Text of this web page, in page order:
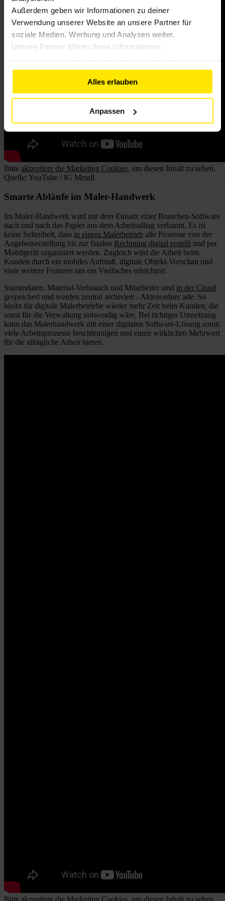
Außerdem geben wir Informationen zu deiner
Verwendung unserer Website an unsere Partner für
soziale Medien, Werbung und Analysen weiter.
Unsere Partner führen diese Informationen
ihnen bereitgestellt hast oder die sie im Rahmen deiner
Nutzung der Dienste gesammelt haben. Weitere
Informationen findest du in unserer
Datenschutzerklärung
Alles erlauben
Anpassen
Bitte akzeptiere die Marketing Cookies, um diesen Inhalt zu sehen.
Quelle: YouTube / IG Metall
Smarte Abläufe im Maler-Handwerk
Im Maler-Handwerk wird mit dem Einsatz einer Branchen-Software
nach und nach das Papier aus dem Arbeitsalltag verbannt. Es ist
keine Seltenheit, dass in einem Malerbetrieb alle Prozesse von der
Angebotserstellung bis zur finalen Rechnung digital erstellt und per
Mobilgerät organisiert werden. Zugleich wird die Arbeit beim
Kunden durch ein mobiles Aufmaß, digitale Objekt-Vorschau und
viele weitere Features um ein Vielfaches erleichtert.
Stammdaten, Material-Verbrauch und Mitarbeiter sind in der Cloud
gespeichert und werden zentral archiviert - Aktenordner ade. So
bleibt für digitale Malerbetriebe wieder mehr Zeit beim Kunden, die
sonst für die Verwaltung notwendig wäre. Bei richtiger Umsetzung
kann das Malerhandwerk mit einer digitalen Software-Lösung somit
viele Arbeitsprozesse beschleunigen und einen wirklichen Mehrwert
für die alltägliche Arbeit bieten.
Bitte akzeptiere die Marketing Cookies, um diesen Inhalt zu sehen.